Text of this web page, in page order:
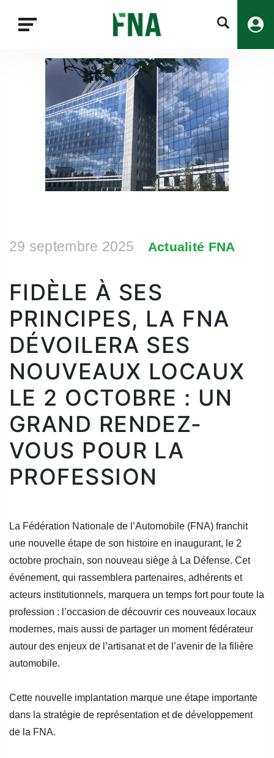
recherche
29 septembre 2025 Actualité FNA
FIDÈLE À SES
PRINCIPES, LA FNA
DÉVOILERA SES
NOUVEAUX LOCAUX
LE 2 OCTOBRE : UN
GRAND RENDEZ-
VOUS POUR LA
PROFESSION
La Fédération Nationale de l’Automobile (FNA) franchit
une nouvelle étape de son histoire en inaugurant, le 2
octobre prochain, son nouveau siège à La Défense. Cet
événement, qui rassemblera partenaires, adhérents et
acteurs institutionnels, marquera un temps fort pour toute la
profession : l’occasion de découvrir ces nouveaux locaux
modernes, mais aussi de partager un moment fédérateur
autour des enjeux de l’artisanat et de l’avenir de la filière
automobile.
Cette nouvelle implantation marque une étape importante
dans la stratégie de représentation et de développement
de la FNA.